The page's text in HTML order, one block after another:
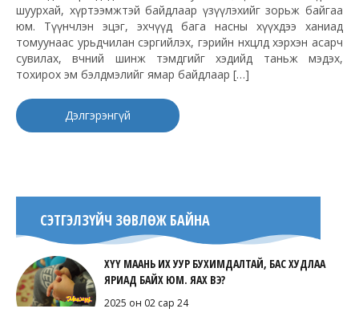
шуурхай, хүртээмжтэй байдлаар үзүүлэхийг зорьж байгаа
юм. Түүнчлэн эцэг, эхчүүд бага насны хүүхдээ ханиад
томуунаас урьдчилан сэргийлэх, гэрийн нөхцөлд хэрхэн асарч
сувилах, өвчний шинж тэмдгийг хэдийд таньж мэдэх,
тохирох эм бэлдмэлийг ямар байдлаар […]
Дэлгэрэнгүй
СЭТГЭЛЗҮЙЧ ЗӨВЛӨЖ БАЙНА
ХҮҮ МААНЬ ИХ УУР БУХИМДАЛТАЙ, БАС ХУДЛАА
ЯРИАД БАЙХ ЮМ. ЯАХ ВЭ?
2025 он 02 сар 24